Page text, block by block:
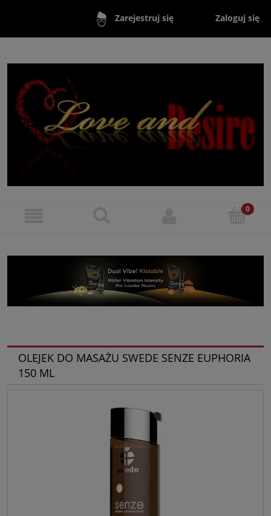
Zarejestruj się Zaloguj się
OLEJEK DO MASAŻU SWEDE SENZE EUPHORIA
150 ML